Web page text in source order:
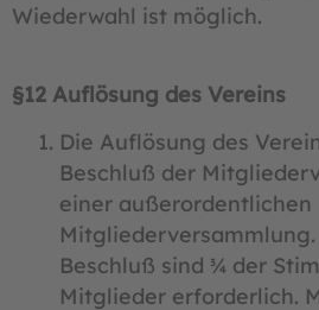
Wiederwahl ist möglich.
§12 Auflösung des Vereins
Die Auflösung des
Beschluß der
einer außerordentlichen
Mitgliederversammlung.
Beschluß sind ¾ der
Mitglieder erforderlich.